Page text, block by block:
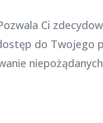
Ci
do Twojego